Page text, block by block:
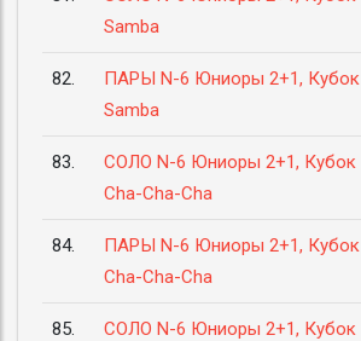
Samba
82.
ПАРЫ N-6 Юниоры 2+1, Кубок
Samba
83.
СОЛО N-6 Юниоры 2+1, Кубок
Cha-Cha-Cha
84.
ПАРЫ N-6 Юниоры 2+1, Кубок
Cha-Cha-Cha
85. СОЛО N-6 Юниоры 2+1, Кубок